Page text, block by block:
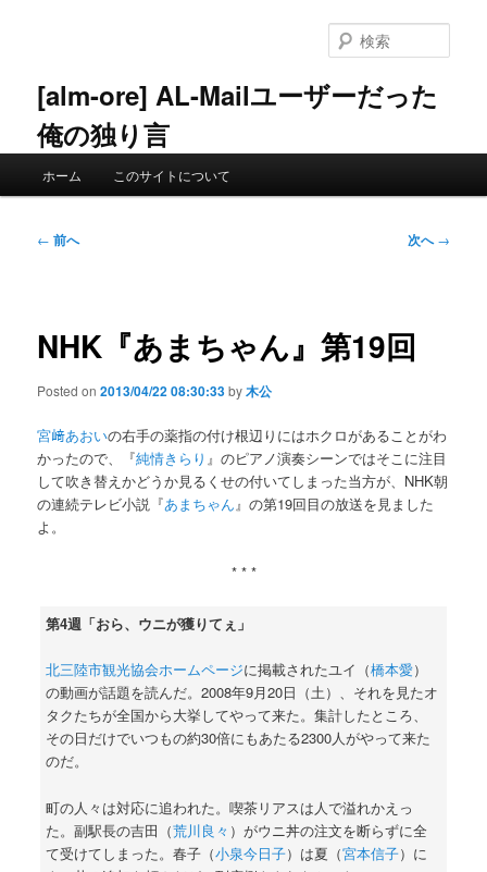
ン
へ
[alm-ore] AL-Mailユーザーだった
俺の独り言
索
ホーム このサイトについて
投
ー
ョ
← 前へ 次へ→
NHK『あまちゃん』第19回
Posted on2013/04/22 08:30:33by木公
宮﨑あおいの右手の薬指の付け根辺りにはホクロがあることがわ
かったので、『純情きらり 』のピアノ演奏シーンではそこに注目
して吹き替えかどうか見るくせの付いてしまった当方が、NHK朝
の連続テレビ小説『あまちゃん』の第19回目の放送を見ました
よ。
* * *
第4週「おら、ウニが獲りてぇ」
北三陸市観光協会ホームページに掲載されたユイ（橋本愛）
の動画が話題を読んだ。2008年9月20日（土）、それを見たオ
タクたちが全国から大挙してやって来た。集計したところ、
その日だけでいつもの約30倍にもあたる2300人がやって来た
のだ。
町の人々は対応に追われた。喫茶リアスは人で溢れかえっ
た。副駅長の吉田（荒川良々 ）がウニ丼の注文を断らずに全
て受けてしまった。春子（小泉今日子）は夏（宮本信子）に